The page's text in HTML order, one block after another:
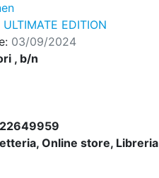
EDITION
03/09/2024
, b/n
Online store, Libreria